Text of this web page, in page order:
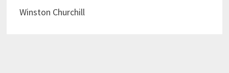
Winston Churchill